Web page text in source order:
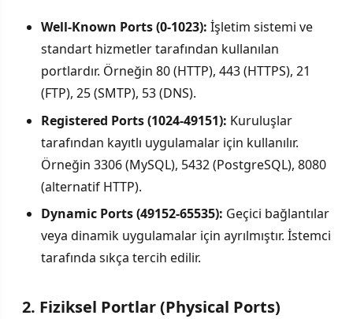
Well-Known Ports (0-1023): İşletim sistemi ve
standart hizmetler tarafından kullanılan
portlardır. Örneğin 80 (HTTP), 443 (HTTPS), 21
(FTP), 25 (SMTP), 53 (DNS).
Registered Ports (1024-49151): Kuruluşlar
tarafından kayıtlı uygulamalar için kullanılır.
Örneğin 3306 (MySQL), 5432 (PostgreSQL), 8080
(alternatif HTTP).
Dynamic Ports (49152-65535): Geçici bağlantılar
veya dinamik uygulamalar için ayrılmıştır. İstemci
tarafında sıkça tercih edilir.
2. Fiziksel Portlar (Physical Ports)